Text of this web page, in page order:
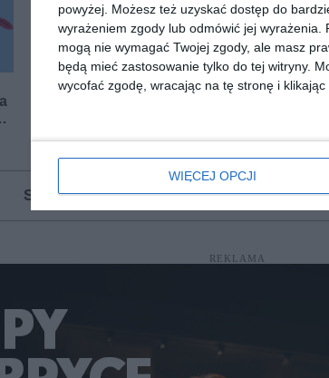
powyżej. Możesz też uzyskać dostęp do
wyrażeniem zgody lub odmówić jej wyrażenia.
mogą nie wymagać Twojej zgody, ale masz
będą mieć zastosowanie tylko do tej witryny.
wycofać zgodę, wracając na tę stronę i
WIĘCEJ OPCJI
[ audiobook ] [
Szukasz książki, audiobooka?Skorzystaj
REKLAMA